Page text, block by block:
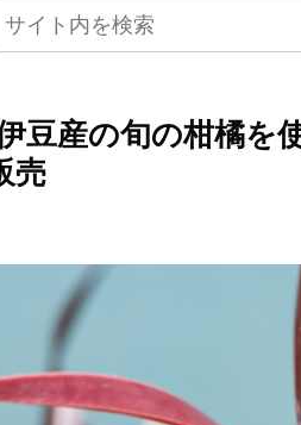
豆産の旬の柑橘を
売